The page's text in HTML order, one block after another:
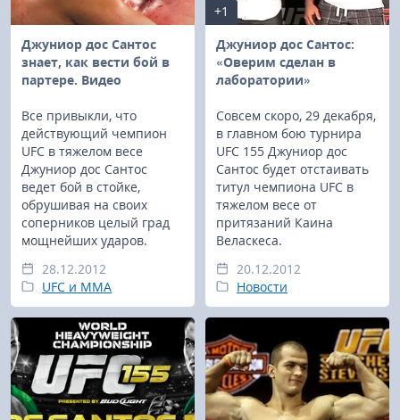
Джуниор дос Сантос
знает, как вести бой в
партере. Видео
Все привыкли, что
действующий чемпион
UFC в тяжелом весе
Джуниор дос Сантос
ведет бой в стойке,
обрушивая на своих
соперников целый град
мощнейших ударов.
28.12.2012
UFC и MMA
+1
Джуниор дос Сантос:
«Оверим сделан в
лаборатории»
Совсем скоро, 29 декабря,
в главном бою турнира
UFC 155 Джуниор дос
Сантос будет отстаивать
титул чемпиона UFC в
тяжелом веcе от
притязаний Каина
Веласкеса.
20.12.2012
Новости